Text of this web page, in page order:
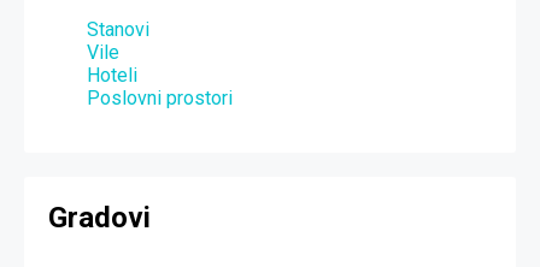
Stanovi
Vile
Hoteli
Poslovni prostori
Gradovi